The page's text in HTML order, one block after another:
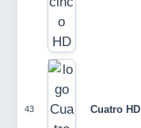
43 Cuatro HD